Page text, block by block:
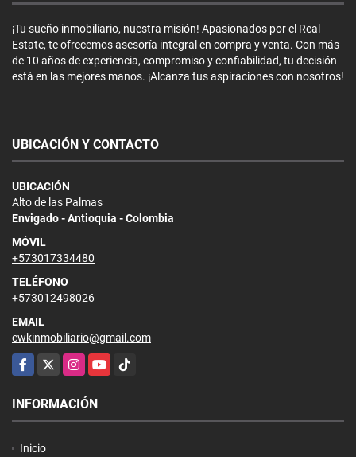
¡Tu sueño inmobiliario, nuestra misión! Apasionados por el Real
Estate, te ofrecemos asesoría integral en compra y venta. Con más
de 10 años de experiencia, compromiso y confiabilidad, tu decisión
está en las mejores manos. ¡Alcanza tus aspiraciones con nosotros!
UBICACIÓN Y CONTACTO
UBICACIÓN
Alto de las Palmas
Envigado - Antioquia - Colombia
MÓVIL
+573017334480
TELÉFONO
+573012498026
EMAIL
cwkinmobiliario@gmail.com
Facebook
X InstagramYouTubeTikTok
INFORMACIÓN
Inicio